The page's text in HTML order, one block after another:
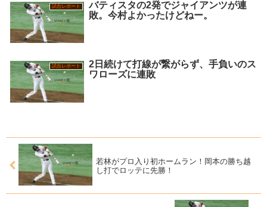
試合レポート
バティスタの2発でジャイアンツが連
敗。今村よかったけどねー。
試合レポート
2日続けて打線が繋がらず、手負いのス
ワローズに連敗
若林がプロ入り初ホームラン！岡本の勝ち越
し打でロッテに先勝！